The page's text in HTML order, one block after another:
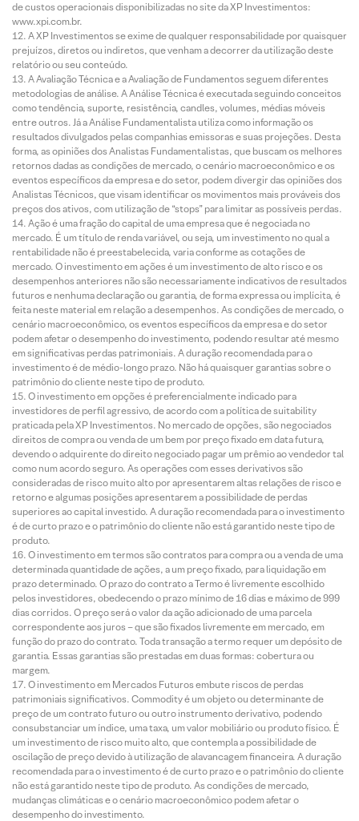
de custos operacionais disponibilizadas no site da XP Investimentos:
www.xpi.com.br.
A XP Investimentos se exime de qualquer responsabilidade por quaisquer
prejuízos, diretos ou indiretos, que venham a decorrer da utilização deste
relatório ou seu conteúdo.
A Avaliação Técnica e a Avaliação de Fundamentos seguem diferentes
metodologias de análise. A Análise Técnica é executada seguindo conceitos
como tendência, suporte, resistência, candles, volumes, médias móveis
entre outros. Já a Análise Fundamentalista utiliza como informação os
resultados divulgados pelas companhias emissoras e suas projeções. Desta
forma, as opiniões dos Analistas Fundamentalistas, que buscam os melhores
retornos dadas as condições de mercado, o cenário macroeconômico e os
eventos específicos da empresa e do setor, podem divergir das opiniões dos
Analistas Técnicos, que visam identificar os movimentos mais prováveis dos
preços dos ativos, com utilização de “stops” para limitar as possíveis perdas.
Ação é uma fração do capital de uma empresa que é negociada no
mercado. É um título de renda variável, ou seja, um investimento no qual a
rentabilidade não é preestabelecida, varia conforme as cotações de
mercado. O investimento em ações é um investimento de alto risco e os
desempenhos anteriores não são necessariamente indicativos de resultados
futuros e nenhuma declaração ou garantia, de forma expressa ou implícita, é
feita neste material em relação a desempenhos. As condições de mercado, o
cenário macroeconômico, os eventos específicos da empresa e do setor
podem afetar o desempenho do investimento, podendo resultar até mesmo
em significativas perdas patrimoniais. A duração recomendada para o
investimento é de médio-longo prazo. Não há quaisquer garantias sobre o
patrimônio do cliente neste tipo de produto.
O investimento em opções é preferencialmente indicado para
investidores de perfil agressivo, de acordo com a política de suitability
praticada pela XP Investimentos. No mercado de opções, são negociados
direitos de compra ou venda de um bem por preço fixado em data futura,
devendo o adquirente do direito negociado pagar um prêmio ao vendedor tal
como num acordo seguro. As operações com esses derivativos são
consideradas de risco muito alto por apresentarem altas relações de risco e
retorno e algumas posições apresentarem a possibilidade de perdas
superiores ao capital investido. A duração recomendada para o investimento
é de curto prazo e o patrimônio do cliente não está garantido neste tipo de
produto.
O investimento em termos são contratos para compra ou a venda de uma
determinada quantidade de ações, a um preço fixado, para liquidação em
prazo determinado. O prazo do contrato a Termo é livremente escolhido
pelos investidores, obedecendo o prazo mínimo de 16 dias e máximo de 999
dias corridos. O preço será o valor da ação adicionado de uma parcela
correspondente aos juros – que são fixados livremente em mercado, em
função do prazo do contrato. Toda transação a termo requer um depósito de
garantia. Essas garantias são prestadas em duas formas: cobertura ou
margem.
O investimento em Mercados Futuros embute riscos de perdas
patrimoniais significativos. Commodity é um objeto ou determinante de
preço de um contrato futuro ou outro instrumento derivativo, podendo
consubstanciar um índice, uma taxa, um valor mobiliário ou produto físico. É
um investimento de risco muito alto, que contempla a possibilidade de
oscilação de preço devido à utilização de alavancagem financeira. A duração
recomendada para o investimento é de curto prazo e o patrimônio do cliente
não está garantido neste tipo de produto. As condições de mercado,
mudanças climáticas e o cenário macroeconômico podem afetar o
desempenho do investimento.